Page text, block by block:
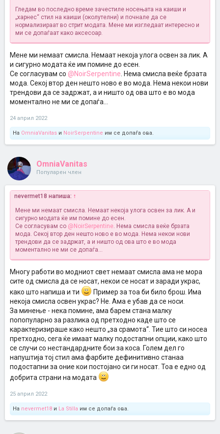
Гледам во последно време зачестиле носењата на каиши и
„харнес“ стил на каиши (околутелни) и почнале да се
нормализираат во стрит модата. Мене ми изгледаат интересно и
ми се допаѓаат како аксесоар.
Мене ми немаат смисла. Немаат некоја улога освен за лик. А
и сигурно модата ќе им помине до есен.
Се согласувам со @NoirSerpentine . Нема смисла веќе брзата
мода. Секој втор ден нешто ново е во мода. Нема некои нови
трендови да се задржат, а и ништо од ова што е во мода
моментално не ми се допаѓа...
24 април 2022
На OmniaVanitas и NoirSerpentine им се допаѓа ова.
OmniaVanitas
Популарен член
nevermet18 напиша: ↑
Мене ми немаат смисла. Немаат некоја улога освен за лик. А и
сигурно модата ќе им помине до есен.
Се согласувам со @NoirSerpentine. Нема смисла веќе брзата
мода. Секој втор ден нешто ново е во мода. Нема некои нови
трендови да се задржат, а и ништо од ова што е во мода
моментално не ми се допаѓа...
Многу работи во модниот свет немаат смисла ама не мора
сите од смисла да се носат, некои се носат и заради украс,
како што напиша и ти
Пример за тоа би било брош. Има
некоја смисла освен украс? Не. Ама е убав да се носи.
За минење - нека помине, ама барем стана малку
попопуларно за разлика од претходно каде што се
карактеризираше како нешто „за срамота“. Тие што си носеа
претходно, сега ќе имаат малку подостапни опции, како што
се случи со нестандардните бои за коса. Голем дел го
напуштија тој стил ама фарбите дефинитивно станаа
подостапни за оние кои постојано си ги носат. Тоа е едно од
добрита страни на модата
25 април 2022
На nevermet18 и La Stilla им се допаѓа ова.